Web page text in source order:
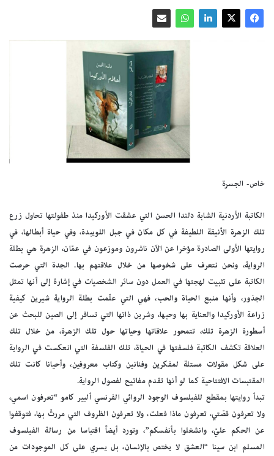
خاص- الجسرة
الكاتبة الأردنية الشابة دلندا الحسن التي عشقت الأوركيدا منذ طفولتها تحاول زرع
تلك الزهرة الأنيقة اللطيفة في كل مكان في جبل اللويبدة، وفي حياة أبطالها، في
روايتها الأولى الصادرة مؤخرا عن الآن ناشرون وموزعون في عمّان، الزهرة هي بطلة
الرواية، ونحن نتعرف على شخوصها من خلال علاقتهم بها. الجدة التي حرصت
الكاتبة على تثبيت لهجتها في العمل دون سائر الشخصيات في إشارة إلى أنها تمثل
الجذور، وأنها منبع الحياة والحب، فهي التي علّمت بطلة الرواية شيرين كيفية
زراعة الأوركيدا والعناية بها وحبها، وشرين ذاتها التي تسافر إلى الصين للبحث عن
أسطورة الزهرة تلك، تتمحور علاقاتها وحياتها حول تلك الزهرة، من خلال تلك
العلاقة تكشف الكاتبة فلسفتها في الحياة، تلك الفلسفة التي انعكست في الرواية
على شكل مقولات مستلة لمفكرين وفنانين وكتاب معروفين، وأحيانا كانت تلك
المقتبسات الافتتاحية كما لو أنها تقدم مفاتيح لفصول الرواية.
تبدأ روايتها بمقطع للفيلسوف الوجود الروائي الفرنسي ألبير كامو “تعرفون اسمي،
ولا تعرفون قصّتي، تعرفون ماذا فعلت، ولا تعرفون الظروف التي مررتْ بها، فتوقفوا
عن الحكم عليّ، وانشغلوا بأنفسكم”، وتورد أيضاً اقتباسا من رسالة الفيلسوف
المسلم ابن سينا “العشق لا يختص بالإنسان، بل يسري على كل الموجودات من